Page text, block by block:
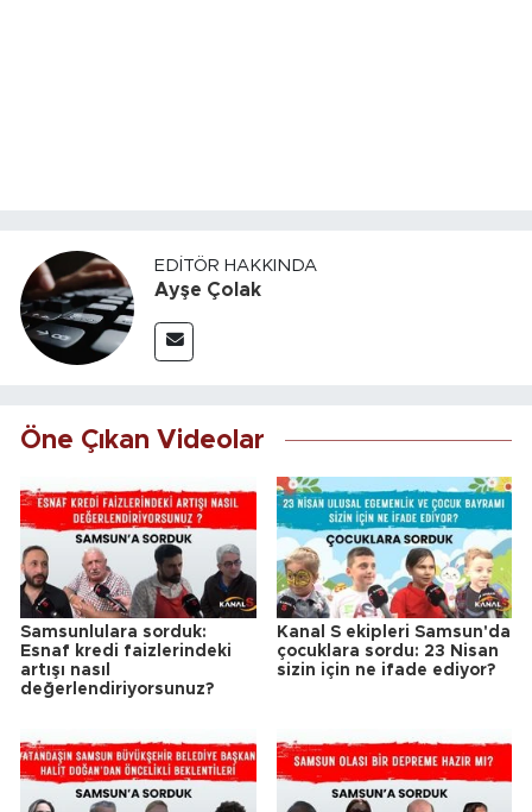
EDITÖR HAKKINDA
Ayşe Çolak
Öne Çıkan Videolar
Samsunlulara sorduk:
Esnaf kredi faizlerindeki
artışı nasıl
değerlendiriyorsunuz?
Kanal S ekipleri Samsun'da
çocuklara sordu: 23 Nisan
sizin için ne ifade ediyor?